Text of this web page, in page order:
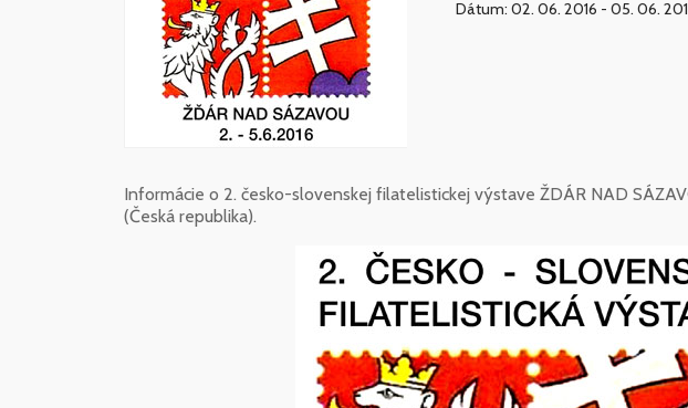
Dátum: 02. 06. 2016 - 05. 06.
Informácie o 2. česko-slovenskej filatelistickej výstave ŽDÁR NAD
(Česká republika).